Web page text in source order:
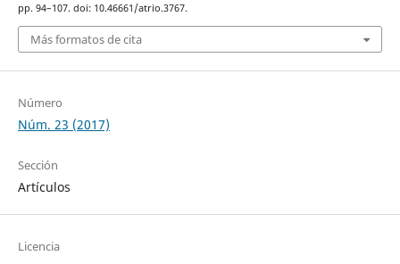
pp. 94–107. doi: 10.46661/atrio.3767.
Más formatos de cita
Número
Núm. 23 (2017)
Sección
Artículos
Licencia